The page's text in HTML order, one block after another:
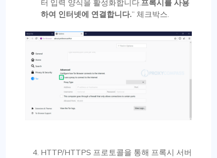
터 입력 양식을 활성화합니다.프록시를 사용
하여 인터넷에 연결합니다.” 체크박스.
HTTP/HTTPS 프로토콜을 통해 프록시 서버